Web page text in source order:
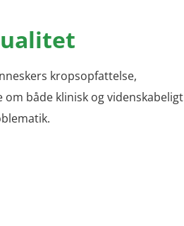
kropsopfattelse,
både klinisk og videnskabeligt